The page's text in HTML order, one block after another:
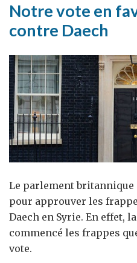
Notre vote en
contre Daech
Le parlement britannique
pour approuver les
Daech en Syrie. En effet,
commencé les frappes
vote.